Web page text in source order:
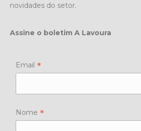
novidades do setor.
Assine o boletim A Lavoura
Email *
Nome *